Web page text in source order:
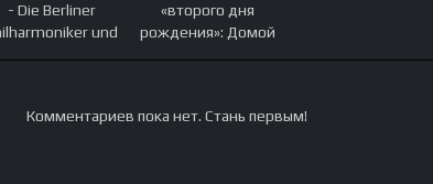
- Die Berliner
und
«второго дня
рождения»: Домой
Комментариев пока нет. Стань первым!